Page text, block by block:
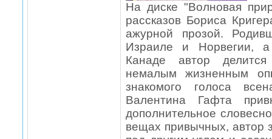
На диске "Волновая
рассказов Бориса
ажурной прозой.
Израиле и Норвегии,
Канаде автор
немалым жизненным
знакомого голоса
Валентина Гафта
дополнительное
вещах привычных, автор